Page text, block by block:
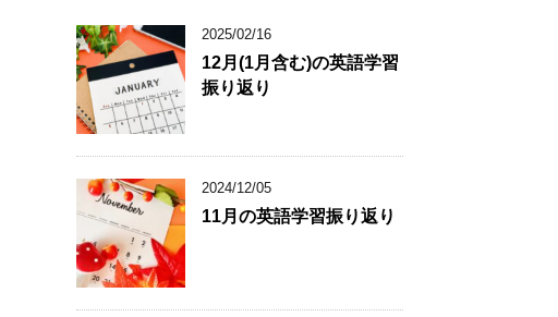
2025/02/16
12月(1月含む)の英語学習
振り返り
2024/12/05
11月の英語学習振り返り